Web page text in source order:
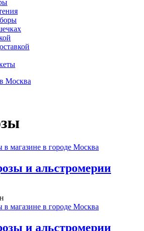
Москва
и альстромерии
и альстромерии